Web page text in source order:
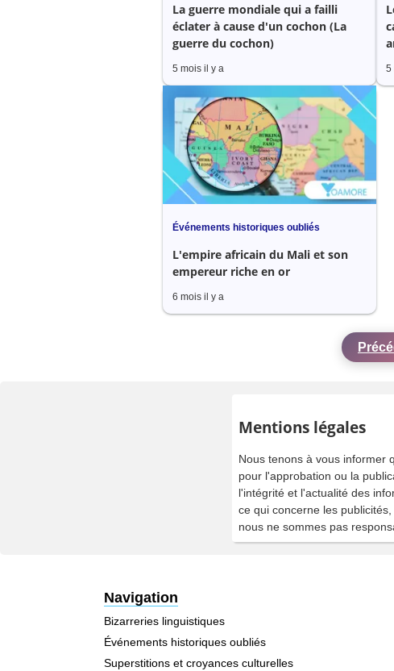
La guerre mondiale qui a failli
éclater à cause d'un cochon (La
guerre du cochon)
5 mois il y a 5
Événements historiques oubliés
L'empire africain du Mali et son
empereur riche en or
6 mois il y a
Mentions légales
Nous tenons à vous informer
pour l'approbation ou la
l'intégrité et l'actualité des
ce qui concerne les
nous ne sommes pas
Navigation
Bizarreries linguistiques
Événements historiques oubliés
Superstitions et croyances culturelles